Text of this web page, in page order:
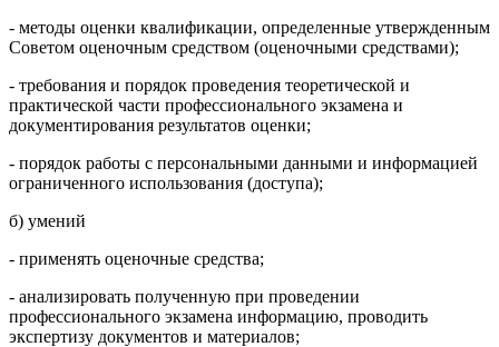
- методы оценки квалификации, определенные утвержденным
Советом оценочным средством (оценочными средствами);
- требования и порядок проведения теоретической и
практической части профессионального экзамена и
документирования результатов оценки;
- порядок работы с персональными данными и информацией
ограниченного использования (доступа);
б) умений
- применять оценочные средства;
- анализировать полученную при проведении
профессионального экзамена информацию, проводить
экспертизу документов и материалов;